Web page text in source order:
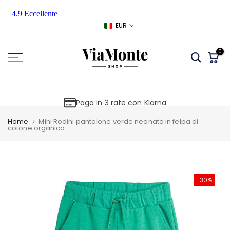
Skip
EUR
0
Paga in 3 rate con Klarna
Home Mini Rodini pantalone verde neonato in felpa di
cotone organico
-30%